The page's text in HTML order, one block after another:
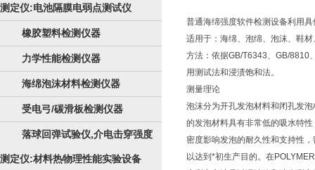
测定仪:电池隔膜电弱点测试仪
橡胶塑料检测仪器
力学性能检测仪器
海绵泡沫材料检测仪器
受电弓/碳滑板检测仪器
落球回弹试验仪,介电击穿强度
测定仪:材料热物理性能实验设备
普通海绵强度软件检测设备利用具
适用于：海绵、泡绵、泡沫、鞋
方法：依据GB/T6343、GB/8810
用测试法和浸渍饱和法。
测量理论
泡沫分为开孔发泡材料和闭孔发
的发泡材料具有非常低的吸水特
密度影响发泡的耐久性和支持性
以达到*初生产目的。在